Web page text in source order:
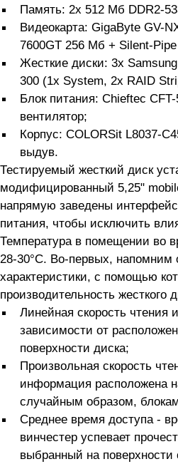
Память: 2x 512 Мб DDR2-
Видеокарта: GigaByte GV-
7600GT 256 Мб + Silent-
Жесткие диски: 3x
300 (1x System, 2x RAID
Блок питания: Chieftec
вентилятор;
Корпус: COLORSit L8037-
выдув.
Тестируемый жесткий диск
модифицированный 5,25"
напрямую заведены
питания, чтобы исключить
Температура в помещении во
28-30°C. Во-первых, напомним
характеристики, с помощью
производительность жесткого
Линейная скорость чтения
зависимости от
поверхности диска;
Произвольная скорость
информация расположена
случайным образом,
Среднее время доступа -
винчестер успевает
выбранный на поверхности